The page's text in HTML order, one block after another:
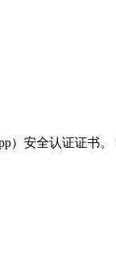
）安全认证证书。